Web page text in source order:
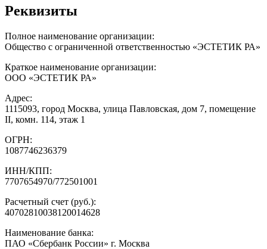
Реквизиты
Полное наименование организации:
Общество с ограниченной ответственностью «ЭСТЕТИК РА»
Краткое наименование организации:
ООО «ЭСТЕТИК РА»
Адрес:
1115093, город Москва, улица Павловская, дом 7, помещение
II, комн. 114, этаж 1
ОГРН:
1087746236379
ИНН/КПП:
7707654970/772501001
Расчетный счет (руб.):
40702810038120014628
Наименование банка:
ПАО «Сбербанк России» г. Москва